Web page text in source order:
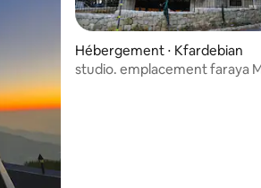
: 5 sur 5
Hébergement ⋅ Kfardebian
studio. emplacement faraya